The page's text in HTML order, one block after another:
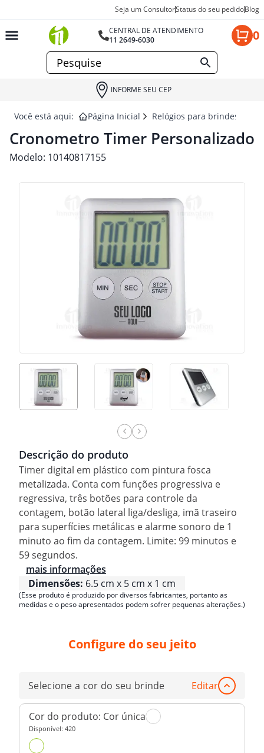
Seja um ConsultorStatus do seu pedidoBlog
CENTRAL DE ATENDIMENTO
11 2649-6030
0
INFORME SEU CEP
Você está aqui: Página Inicial Relógios para brindes
Cronometro Timer Personalizado
Modelo: 10140817155
Descrição do produto
Timer digital em plástico com pintura fosca
metalizada. Conta com funções progressiva e
regressiva, três botões para controle da
contagem, botão lateral liga/desliga, imã traseiro
para superfícies metálicas e alarme sonoro de 1
minuto ao fim da contagem. Limite: 99 minutos e
59 segundos.
mais informações
Dimensões: 6.5 cm x 5 cm x 1 cm
(Esse produto é produzido por diversos fabricantes, portanto as
medidas e o peso apresentados podem sofrer pequenas alterações.)
Configure do seu jeito
Selecione a cor do seu brinde Editar
Cor do produto: Cor única
Disponível: 420